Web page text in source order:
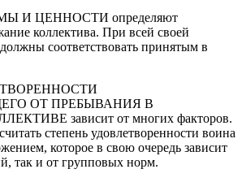
И ЦЕННОСТИ определяют
коллектива. При всей своей
соответствовать принятым в
ОТ ПРЕБЫВАНИЯ В
зависит от многих факторов.
степень удовлетворенности воина
которое в свою очередь зависит
так и от групповых норм.